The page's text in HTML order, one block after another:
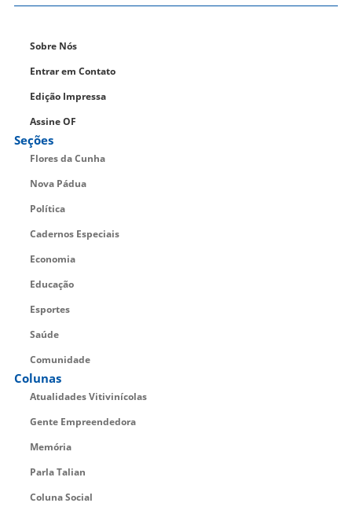
Sobre Nós
Entrar em Contato
Edição Impressa
Assine OF
Seções
Flores da Cunha
Nova Pádua
Política
Cadernos Especiais
Economia
Educação
Esportes
Saúde
Comunidade
Colunas
Atualidades Vitivinícolas
Gente Empreendedora
Memória
Parla Talian
Coluna Social